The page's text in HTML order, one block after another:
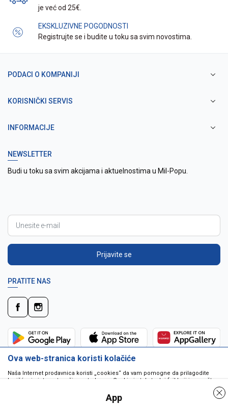
je već od 25€.
EKSKLUZIVNE POGODNOSTI
Registrujte se i budite u toku sa svim novostima.
PODACI O KOMPANIJI
KORISNIČKI SERVIS
INFORMACIJE
NEWSLETTER
Budi u toku sa svim akcijama i aktuelnostima u Mil-Popu.
Prijavite se
PRATITE NAS
Ova web-stranica koristi kolačiće
Naša Internet prodavnica koristi „cookies“ da vam pomogne da prilagodite
korišćenje interneta vašim potrebama. Cookie je tekstualni fajl koji je smešten
da pokrenu program ili da isporuče virus vašem računaru. Cookie-i su
jedinstveno dodeljeni vama, i jedino mogu biti pročitani od strane web servera
App